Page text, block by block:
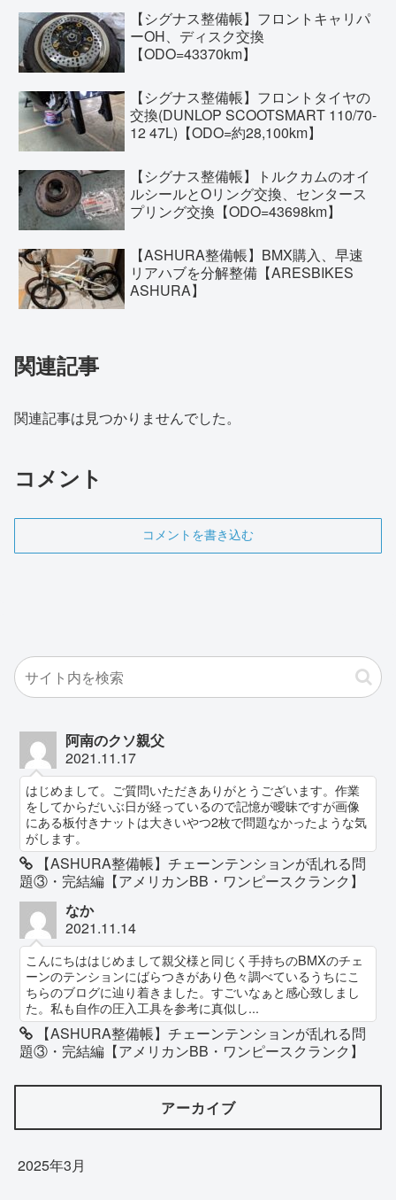
【シグナス整備帳】フロントキャリパ
ーOH、ディスク交換
【ODO=43370km】
【シグナス整備帳】フロントタイヤの
交換(DUNLOP SCOOTSMART 110/70-
12 47L)【ODO=約28,100km】
【シグナス整備帳】トルクカムのオイ
ルシールとOリング交換、センタース
プリング交換【ODO=43698km】
【ASHURA整備帳】BMX購入、早速
リアハブを分解整備【ARESBIKES
ASHURA】
関連記事
関連記事は見つかりませんでした。
コメント
コメントを書き込む
阿南のクソ親父
2021.11.17
はじめまして。ご質問いただきありがとうございます。作業
をしてからだいぶ日が経っているので記憶が曖昧ですが画像
にある板付きナットは大きいやつ2枚で問題なかったような気
がします。
【ASHURA整備帳】チェーンテンションが乱れる問
題③・完結編【アメリカンBB・ワンピースクランク】
なか
2021.11.14
こんにちははじめまして親父様と同じく手持ちのBMXのチェ
ーンのテンションにばらつきがあり色々調べているうちにこ
ちらのブログに辿り着きました。すごいなぁと感心致しまし
た。私も自作の圧入工具を参考に真似し...
【ASHURA整備帳】チェーンテンションが乱れる問
題③・完結編【アメリカンBB・ワンピースクランク】
アーカイブ
2025年3月